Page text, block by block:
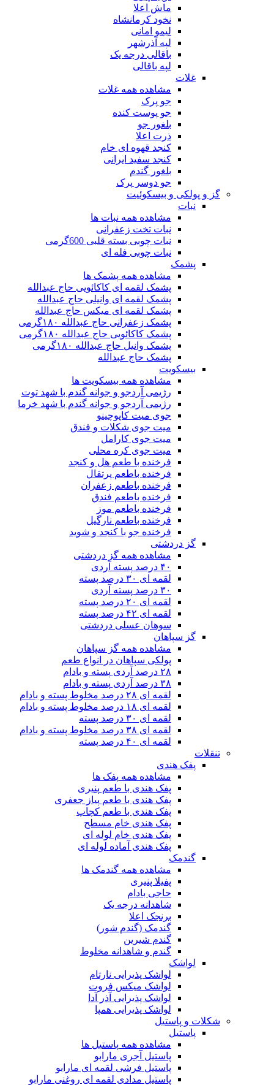
ماش اعلا
نخود کرمانشاه
لیمو امانی
لپه آذرشهر
باقالی درجه یک
لپه باقالی
غلات
مشاهده همه غلات
جو پرک
جو پوست کنده
بلغور جو
ذرت اعلا
کنجد قهوه ای خام
کنجد سفید ایرانی
بلغور گندم
جو دوسر پرک
گز و پولکی و بیسکوئیت
نبات
مشاهده همه نبات ها
نبات تخت زعفرانی
نبات چوبی بسته قلبی 600گرمی
نبات چوبی فله ای
پشمک
مشاهده همه پشمک ها
پشمک لقمه ای کاکائویی حاج عبدالله
پشمک لقمه ای وانیلی حاج عبدالله
پشمک لقمه ای میکس حاج عبدالله
پشمک زعفرانی حاج عبدالله ۱۸۰گرمی
پشمک کاکائویی حاج عبدالله ۱۸۰گرمی
پشمک وانیل حاج عبدالله ۱۸۰گرمی
پشمک حاج عبدالله
بیسکویت
مشاهده همه بیسکویت ها
رژیمی آردجو و جوانه گندم با شهد توت
رژیمی آردجو و جوانه گندم با شهد خرما
جوی میت کاپوچینو
میت جوی شکلات و فندق
میت جوی کارامل
میت جوی کره محلی
فرخنده با طعم هل و کنجد
فرخنده باطعم پرتقال
فرخنده باطعم زعفران
فرخنده باطعم فندق
فرخنده باطعم موز
فرخنده باطعم نارگیل
فرخنده جو با کنجد و شوید
گز دردشتی
مشاهده همه گز دردشتی
۴۰ درصد پسته آردی
لقمه ای ۳۰ درصد پسته
۳۰ درصد پسته آردی
لقمه ای ۲۰ درصد پسته
لقمه ای ۴۲ درصد پسته
سوهان عسلی دردشتی
گز سپاهان
مشاهده همه گز سپاهان
پولکی سپاهان در انواع طعم
۲۸ درصد آردی پسته و بادام
۳۸ درصد آردی پسته و بادام
لقمه ای ۲۸ درصد مخلوط پسته و بادام
لقمه ای ۱۸ درصد مخلوط پسته و بادام
لقمه ای ۳۰ درصد پسته
لقمه ای ۳۸ درصد مخلوط پسته و بادام
لقمه ای ۴۰ درصد پسته
تنقلات
پفک هندی
مشاهده همه پفک ها
پفک هندی با طعم پنیری
پفک هندی با طعم پیاز جعفری
پفک هندی با طعم کچاپ
پفک هندی خام مسطح
پفک هندی خام لوله ای
پفک هندی آماده لوله ای
گندمک
مشاهده همه گندمک ها
پفیلا پنیری
حاجی بادام
شاهدانه درجه یک
برنجک اعلا
گندمک (گندم شور)
گندم شیرین
گندم و شاهدانه مخلوط
لواشک
لواشک پذیرایی نارتام
لواشک میکس فروت
لواشک پذیرایی آذر آدا
لواشک پذیرایی همپا
شکلات و پاستیل
پاستیل
مشاهده همه پاستیل ها
پاستیل آجری مارابو
پاستیل فرشی لقمه ای مارابو
پاستیل مدادی لقمه ای روغنی مارابو